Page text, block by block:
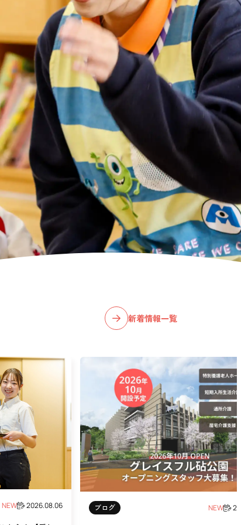
高齢者向けの部屋を借りたい
施設等に通って介護、リハビリを受けたい
福祉器具（車いす・ベッド等）を利用したい
処遇改善加算について
福祉リンク集
新着情報一覧
NEW 2026.08.06 ブログ NEW